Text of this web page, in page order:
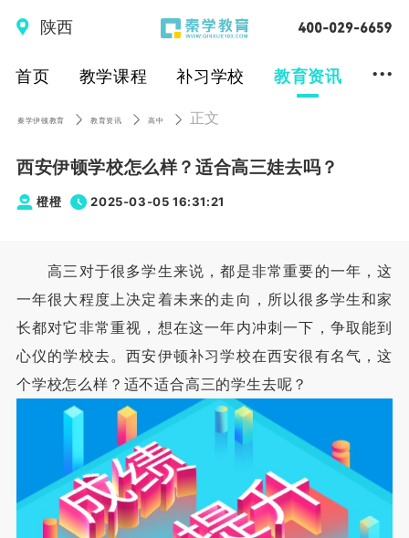
陕西
首页 教学课程 补习学校 教育资讯 ...
秦学伊顿教育 教育资讯 高中 正文
西安伊顿学校怎么样？适合高三娃去吗？
橙橙 2025-03-05 16:31:21
高三对于很多学生来说，都是非常重要的一年，这
一年很大程度上决定着未来的走向，所以很多学生和家
长都对它非常重视，想在这一年内冲刺一下，争取能到
心仪的学校去。西安伊顿补习学校在西安很有名气，这
个学校怎么样？适不适合高三的学生去呢？